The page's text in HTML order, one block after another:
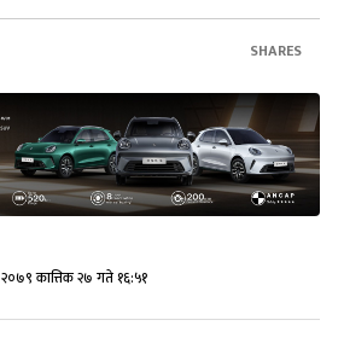
SHARES
२०७९ कात्तिक २७ गते १६:५१